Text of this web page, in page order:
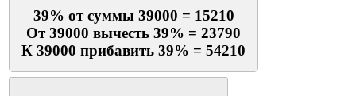
39% от суммы 39000 = 15210
От 39000 вычесть 39% = 23790
К 39000 прибавить 39% = 54210